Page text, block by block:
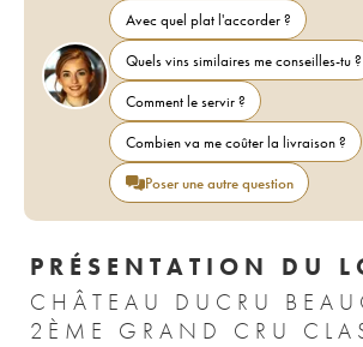
Avec quel plat l'accorder ?
Quels vins similaires me conseilles-tu ?
Comment le servir ?
Combien va me coûter la livraison ?
Poser une autre question
PRÉSENTATION DU
CHÂTEAU DUCRU
2ÈME GRAND CRU